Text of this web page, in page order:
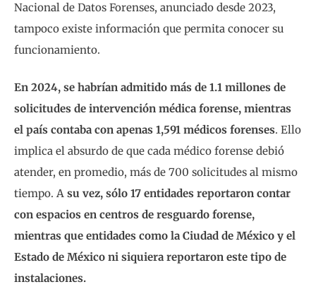
Nacional de Datos Forenses, anunciado desde 2023,
tampoco existe información que permita conocer su
funcionamiento.
En 2024, se habrían admitido más de 1.1 millones de
solicitudes de intervención médica forense, mientras
el país contaba con apenas 1,591 médicos forenses. Ello
implica el absurdo de que cada médico forense debió
atender, en promedio, más de 700 solicitudes al mismo
tiempo. A su vez, sólo 17 entidades reportaron contar
con espacios en centros de resguardo forense,
mientras que entidades como la Ciudad de México y el
Estado de México ni siquiera reportaron este tipo de
instalaciones.